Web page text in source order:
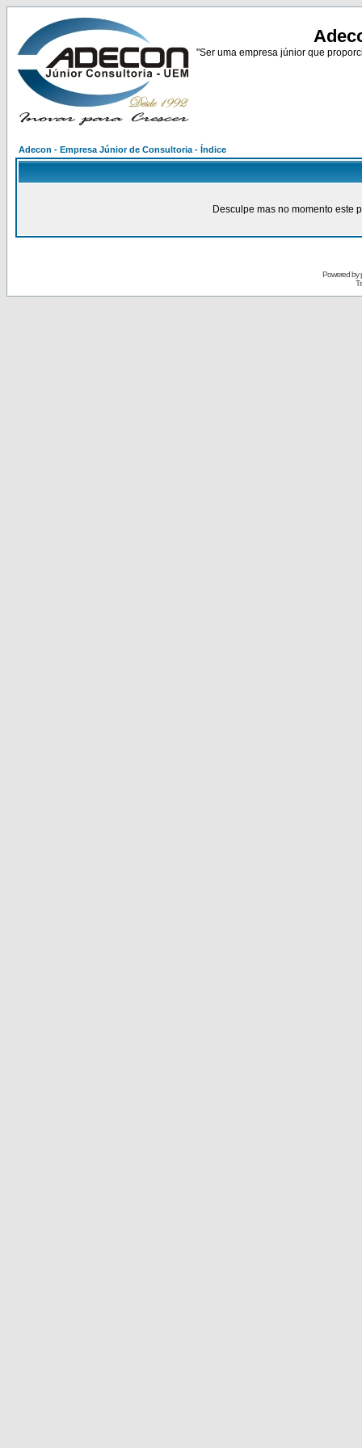
"Ser uma empresa júnior que
Adecon - Empresa Júnior de Consultoria - Índice
Desculpe mas no momento este
Powered by